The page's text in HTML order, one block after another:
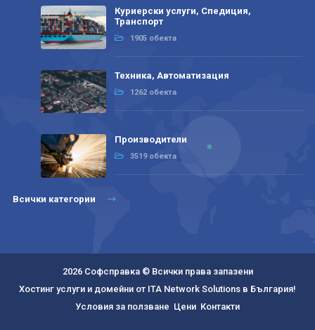
Куриерски услуги, Спедиция,
Транспорт
1905 обекта
Техника, Автоматизация
1262 обекта
Производители
3519 обекта
Всички категории
2026 Софсправка © Всички права запазени
Хостинг услуги и домейни от ITA Network Solutions в България!
Условия за ползване Цени Контакти